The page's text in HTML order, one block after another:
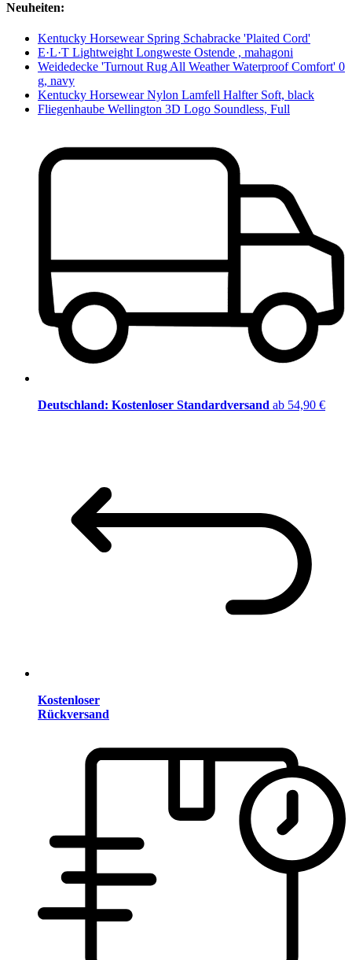
Neuheiten:
Kentucky Horsewear Spring Schabracke 'Plaited Cord'
E·L·T Lightweight Longweste Ostende , mahagoni
Weidedecke 'Turnout Rug All Weather Waterproof Comfort' 0
g, navy
Kentucky Horsewear Nylon Lamfell Halfter Soft, black
Fliegenhaube Wellington 3D Logo Soundless, Full
Deutschland: Kostenloser Standardversand ab 54,90 €
Kostenloser
Rückversand